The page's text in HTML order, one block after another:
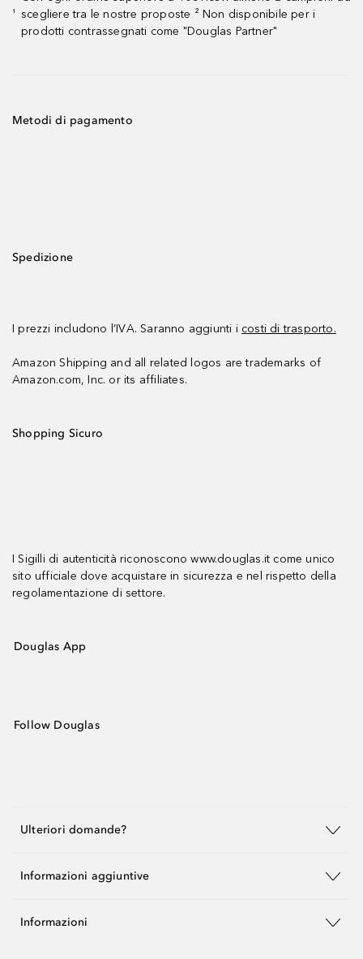
¹
scegliere tra le nostre proposte ² Non disponibile per i
prodotti contrassegnati come "Douglas Partner"
Metodi di pagamento
Spedizione
I prezzi includono l’IVA. Saranno aggiunti i costi di trasporto.
Amazon Shipping and all related logos are trademarks of
Amazon.com, Inc. or its affiliates.
Shopping Sicuro
I Sigilli di autenticità riconoscono www.douglas.it come unico
sito ufficiale dove acquistare in sicurezza e nel rispetto della
regolamentazione di settore.
Douglas App
Follow Douglas
Ulteriori domande?
Informazioni aggiuntive
Informazioni